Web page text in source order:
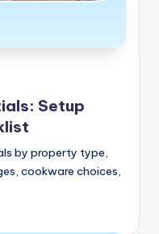
Setup
by property type,
cookware choices,